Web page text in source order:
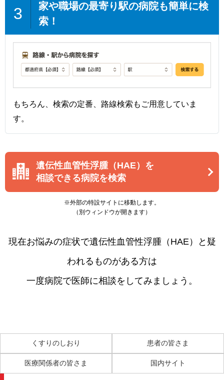
3
家や職場の最寄り駅の病院も簡単に検
索！
もちろん、検索の定番、路線検索もご用意していま
す。
遺伝性血管性浮腫（HAE）を
相談できる病院を検索
※外部の特設サイトに移動します。
（別ウィンドウが開きます）
現在お悩みの症状で遺伝性血管性浮腫（HAE）と疑
われるものがある方は
一度病院で医師に相談をしてみましょう。
くすりのしおり 患者の皆さま
医療関係者の皆さま 国内サイト